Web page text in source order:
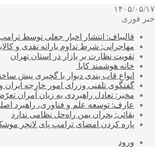
۱۴۰۵/۰۵/۱۷
خبر فوری
قالیباف: انتشار اخبار جعلی توسط
مهاجرانی: شرط تداوم یارانه نقدی و
تقویت نظارت بر بازار در استان تهران
خانه هوشمند کایا
انواع قاب بندی دیوار با گچبری پیش
گفتگوی تلفنی وزرای امور خارجه ایران
مخبر: تعادل راهبردی به زیان آمران
عارف: توسعه علم و فناوری، راهبرد
بقائی: بحران یمن راه‌حل نظامی ندارد
پاره کردن امضای ترامپ پای لانچر
ورود